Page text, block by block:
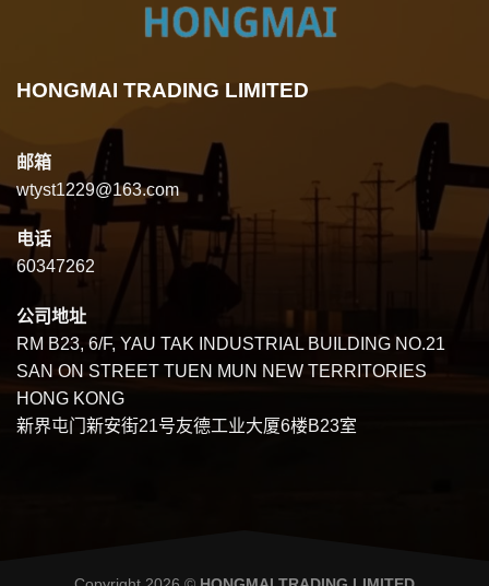
HONGMAI TRADING LIMITED
邮箱
wtyst1229@163.com
电话
60347262
公司地址
RM B23, 6/F, YAU TAK INDUSTRIAL BUILDING NO.21
SAN ON STREET TUEN MUN NEW TERRITORIES
HONG KONG
新界屯门新安街21号友德工业大厦6楼B23室